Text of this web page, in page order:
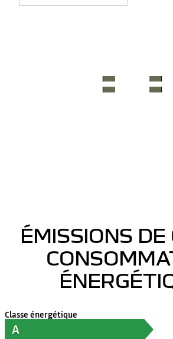
ÉMISSIONS DE
Classe énergétique
A